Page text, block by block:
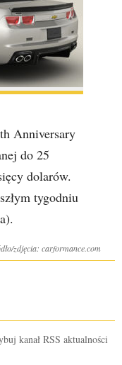
Anniversary
do 25
dolarów.
tygodniu
zdjęcia: carformance.com
kanał RSS aktualności